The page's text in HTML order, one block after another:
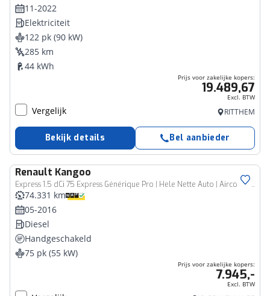
11-2022
Elektriciteit
122 pk (90 kW)
285 km
44 kWh
Prijs voor zakelijke kopers:
19.489,67
Excl. BTW
Vergelijk RITTHEM
Bekijk details Bel aanbieder
Renault Kangoo
Express 1.5 dCi 75 Express Générique Pro | Hele Nette Auto | Airco | Bluetooth | Praktische Bedrijfswagen
Bedrijfswagen
74.331 km
05-2016
Diesel
Handgeschakeld
75 pk (55 kW)
Prijs voor zakelijke kopers:
7.945,-
Excl. BTW